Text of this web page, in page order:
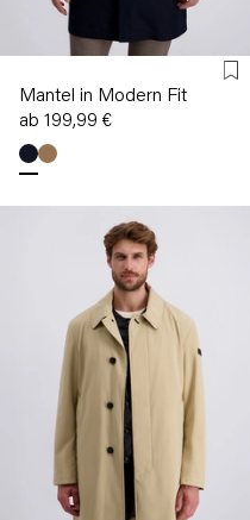
Mantel in Modern Fit
ab 199,99 €